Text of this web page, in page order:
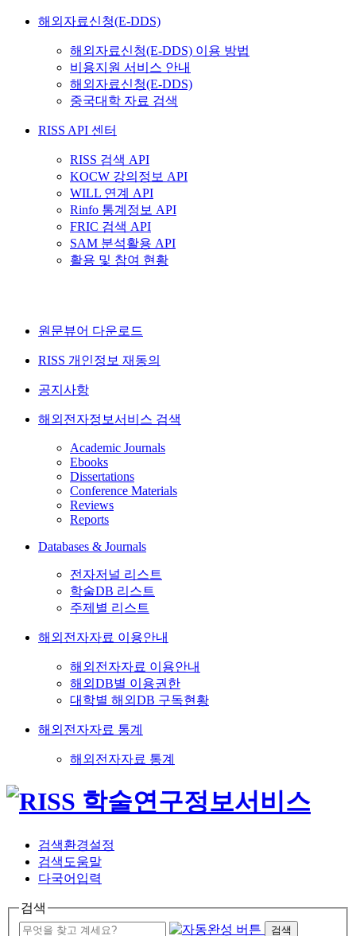
해외자료신청(E-DDS)
해외자료신청(E-DDS) 이용 방법
비용지원 서비스 안내
해외자료신청(E-DDS)
중국대학 자료 검색
RISS API 센터
RISS 검색 API
KOCW 강의정보 API
WILL 연계 API
Rinfo 통계정보 API
FRIC 검색 API
SAM 분석활용 API
활용 및 참여 현황
원문뷰어 다운로드
RISS 개인정보 재동의
공지사항
해외전자정보서비스 검색
Academic Journals
Ebooks
Dissertations
Conference Materials
Reviews
Reports
Databases & Journals
전자저널 리스트
학술DB 리스트
주제별 리스트
해외전자자료 이용안내
해외전자자료 이용안내
해외DB별 이용권한
대학별 해외DB 구독현황
해외전자자료 통계
해외전자자료 통계
검색환경설정
검색도움말
다국어입력
검색
검색